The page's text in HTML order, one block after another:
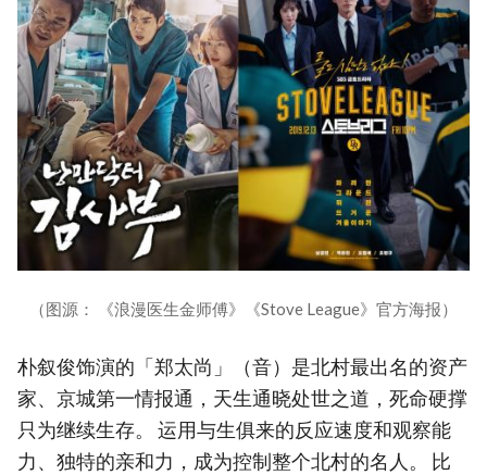
（图源： 《浪漫医生金师傅》《Stove League》官方海报）
朴叙俊饰演的「郑太尚」（音）是北村最出名的资产
家、京城第一情报通，天生通晓处世之道，死命硬撑
只为继续生存。 运用与生俱来的反应速度和观察能
力、独特的亲和力，成为控制整个北村的名人。 比